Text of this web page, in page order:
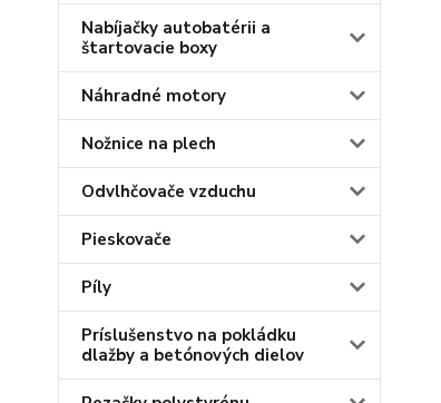
Nabíjačky autobatérii a
štartovacie boxy
Náhradné motory
Nožnice na plech
Odvlhčovače vzduchu
Pieskovače
Píly
Príslušenstvo na pokládku
dlažby a betónových dielov